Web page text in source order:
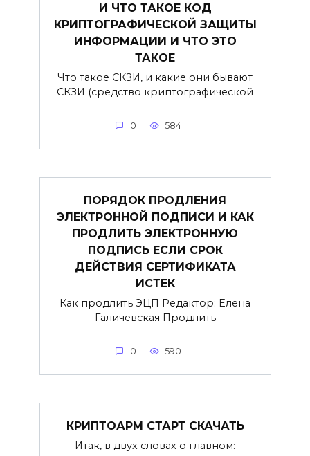
И ЧТО ТАКОЕ КОД
КРИПТОГРАФИЧЕСКОЙ ЗАЩИТЫ
ИНФОРМАЦИИ И ЧТО ЭТО
ТАКОЕ
Что такое СКЗИ, и какие они бывают
СКЗИ (средство криптографической
0 584
ПОРЯДОК ПРОДЛЕНИЯ
ЭЛЕКТРОННОЙ ПОДПИСИ И КАК
ПРОДЛИТЬ ЭЛЕКТРОННУЮ
ПОДПИСЬ ЕСЛИ СРОК
ДЕЙСТВИЯ СЕРТИФИКАТА
ИСТЕК
Как продлить ЭЦП Редактор: Елена
Галичевская Продлить
0 590
КРИПТОАРМ СТАРТ СКАЧАТЬ
Итак, в двух словах о главном: